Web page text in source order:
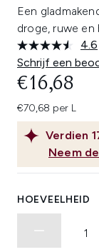
Een
droge, ruwe en
4.6
Schrijf een
Verdien
Neem
€16,68
€70,68 per L
HOEVEELHEID